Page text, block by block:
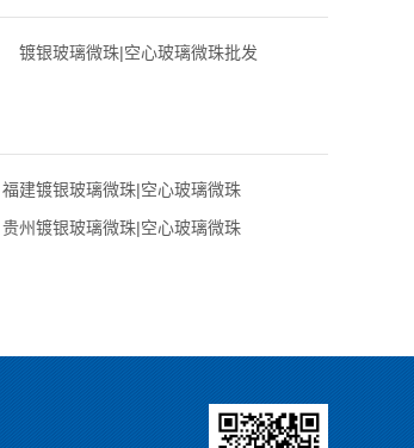
镀银玻璃微珠|空心玻璃微珠批发
福建镀银玻璃微珠|空心玻璃微珠
贵州镀银玻璃微珠|空心玻璃微珠